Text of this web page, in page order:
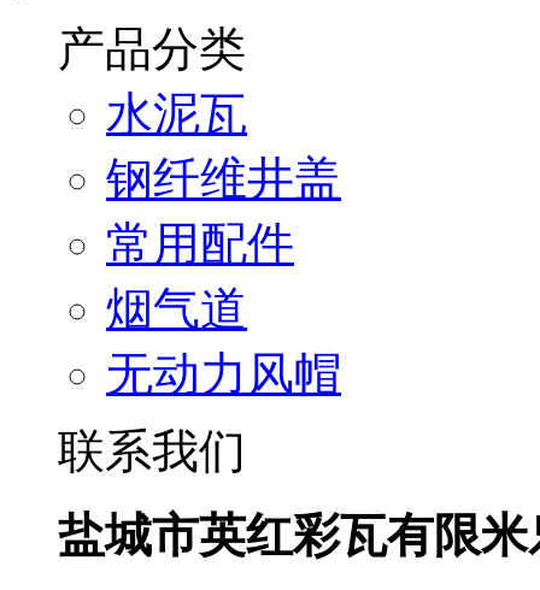
产品分类
水泥瓦
钢纤维井盖
常用配件
烟气道
无动力风帽
联系我们
盐城市英红彩瓦有限